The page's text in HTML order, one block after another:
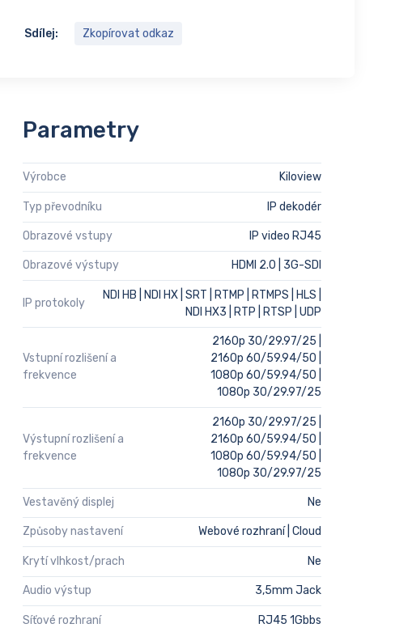
Sdílej: Zkopírovat odkaz
Parametry
Výrobce Kiloview
Typ převodníku IP dekodér
Obrazové vstupy IP video RJ45
Obrazové výstupy HDMI 2.0 | 3G-SDI
IP protokoly
NDI HB | NDI HX | SRT | RTMP | RTMPS | HLS |
NDI HX3 | RTP | RTSP | UDP
Vstupní rozlišení a
frekvence
2160p 30/29.97/25 |
2160p 60/59.94/50 |
1080p 60/59.94/50 |
1080p 30/29.97/25
Výstupní rozlišení a
frekvence
2160p 30/29.97/25 |
2160p 60/59.94/50 |
1080p 60/59.94/50 |
1080p 30/29.97/25
Vestavěný displej Ne
Způsoby nastavení Webové rozhraní | Cloud
Krytí vlhkost/prach Ne
Audio výstup 3,5mm Jack
Síťové rozhraní RJ45 1Gbbs